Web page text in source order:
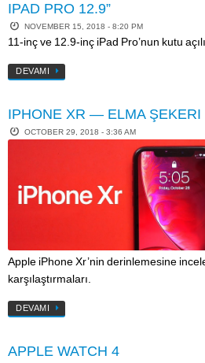
IPAD PRO 12.9”
NOVEMBER 15, 2018 - 8:20 PM
11-inç ve 12.9-inç iPad Pro’nun kutu
DEVAMI
IPHONE XR — ELMA ŞEKERI
OCTOBER 29, 2018 - 3:36 AM
Apple iPhone Xr’nin derinlemesine
karşılaştırmaları.
DEVAMI
APPLE WATCH 4